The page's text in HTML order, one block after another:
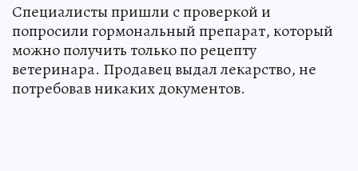
Специалисты пришли с проверкой и
попросили гормональный препарат, который
можно получить только по рецепту
ветеринара. Продавец выдал лекарство, не
потребовав никаких документов.